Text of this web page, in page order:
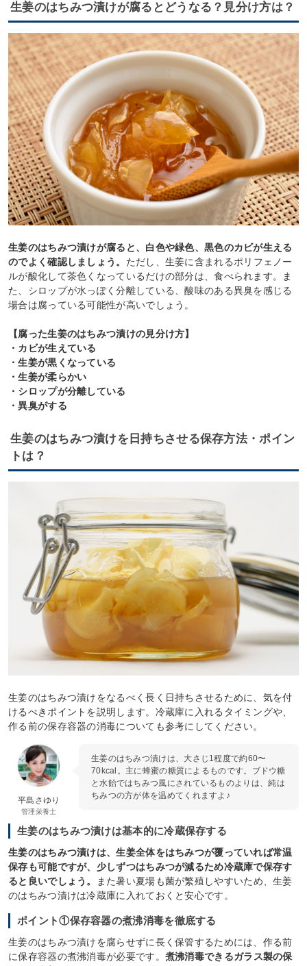
生姜のはちみつ漬けが腐るとどうなる？見分け方は？
生姜のはちみつ漬けが腐ると、白色や緑色、黒色のカビが生える
のでよく確認しましょう。 ただし、生姜に含まれるポリフェノー
ルが酸化して茶色くなっているだけの部分は、食べられます。ま
た、シロップが水っぽく分離している、酸味のある異臭を感じる
場合は腐っている可能性が高いでしょう。
【腐った生姜のはちみつ漬けの見分け方】
・カビが生えている
・生姜が黒くなっている
・生姜が柔らかい
・シロップが分離している
・異臭がする
生姜のはちみつ漬けを日持ちさせる保存方法・ポイン
トは？
生姜のはちみつ漬けをなるべく長く日持ちさせるために、気を付
けるべきポイントを説明します。冷蔵庫に入れるタイミングや、
作る前の保存容器の消毒についても参考にしてください。
平島さゆり
管理栄養士
生姜のはちみつ漬けは、大さじ1程度で約60〜
70kcal。主に蜂蜜の糖質によるものです。ブドウ糖
と水飴ではちみつ風にされているものよりは、純は
ちみつの方が体を温めてくれますよ♪
生姜のはちみつ漬けは基本的に冷蔵保存する
生姜のはちみつ漬けは、生姜全体をはちみつが覆っていれば常温
保存も可能ですが、少しずつはちみつが減るため冷蔵庫で保存す
ると良いでしょう。
また暑い夏場も菌が繁殖しやすいため、生姜
のはちみつ漬けは冷蔵庫に入れておくと安心です。
ポイント①保存容器の煮沸消毒を徹底する
生姜のはちみつ漬けを腐らせずに長く保管するためには、作る前
に保存容器の煮沸消毒が必要です。 煮沸消毒できるガラス製の保